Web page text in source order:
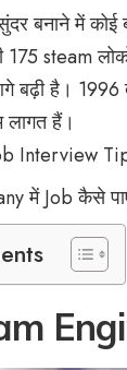
बनाने में कोई
steam
है। 1996
हैं।
Interview
में Job कैसे